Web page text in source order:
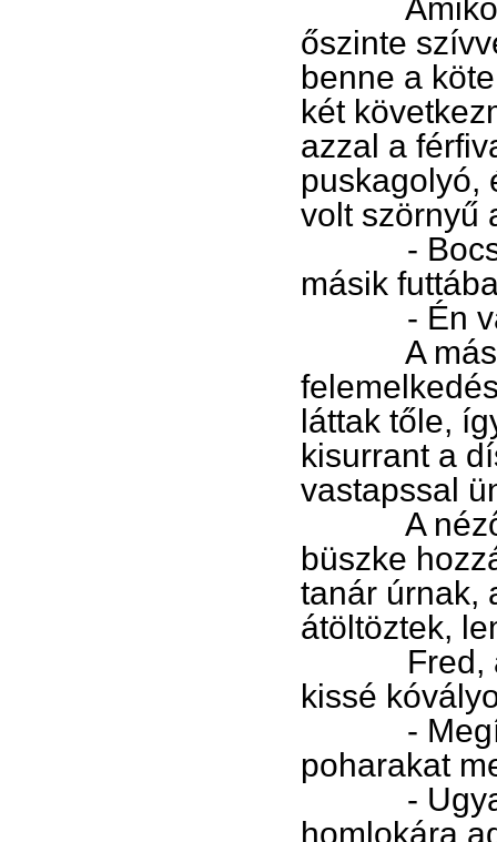
Amikor
őszinte
benne a
két
azzal a
puskagolyó,
volt szörnyű
-
másik
- Én
A másik
láttak tőle,
kisurrant a
vastapssal
A nézőtér
büszke
tanár úrnak,
átöltöztek,
Fred, aki
kissé
-
poharakat
- Ugyan
homlokára